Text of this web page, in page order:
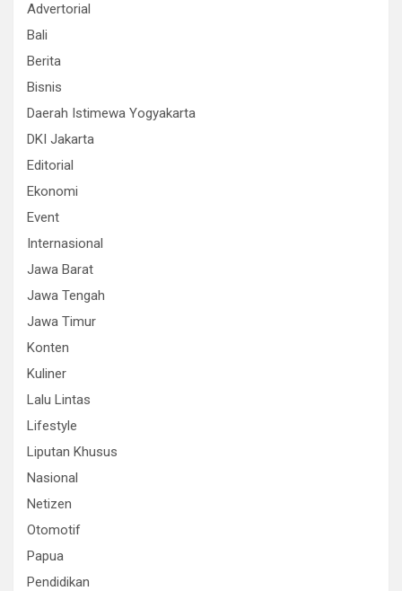
Advertorial
Bali
Berita
Bisnis
Daerah Istimewa Yogyakarta
DKI Jakarta
Editorial
Ekonomi
Event
Internasional
Jawa Barat
Jawa Tengah
Jawa Timur
Konten
Kuliner
Lalu Lintas
Lifestyle
Liputan Khusus
Nasional
Netizen
Otomotif
Papua
Pendidikan